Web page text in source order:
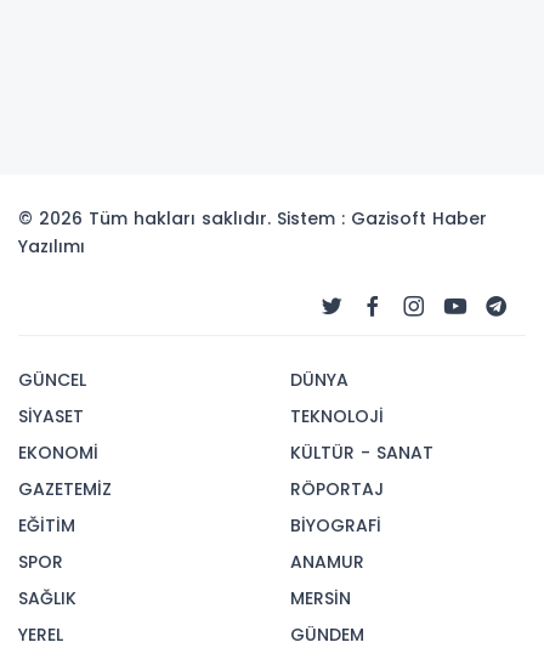
© 2026 Tüm hakları saklıdır. Sistem : Gazisoft Haber
Yazılımı
GÜNCEL
SİYASET
EKONOMİ
GAZETEMİZ
EĞİTİM
SPOR
SAĞLIK
YEREL
DÜNYA
TEKNOLOJİ
KÜLTÜR - SANAT
RÖPORTAJ
BİYOGRAFİ
ANAMUR
MERSİN
GÜNDEM